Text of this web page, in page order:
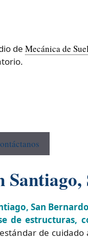
de Mecánica de
San
estructuras,
de